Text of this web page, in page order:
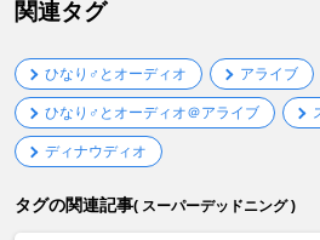
関連タグ
ひなり♂とオーディオ アライブ
ひなり♂とオーディオ＠アライブ
ディナウディオ
タグの関連記事( スーパーデッドニング )